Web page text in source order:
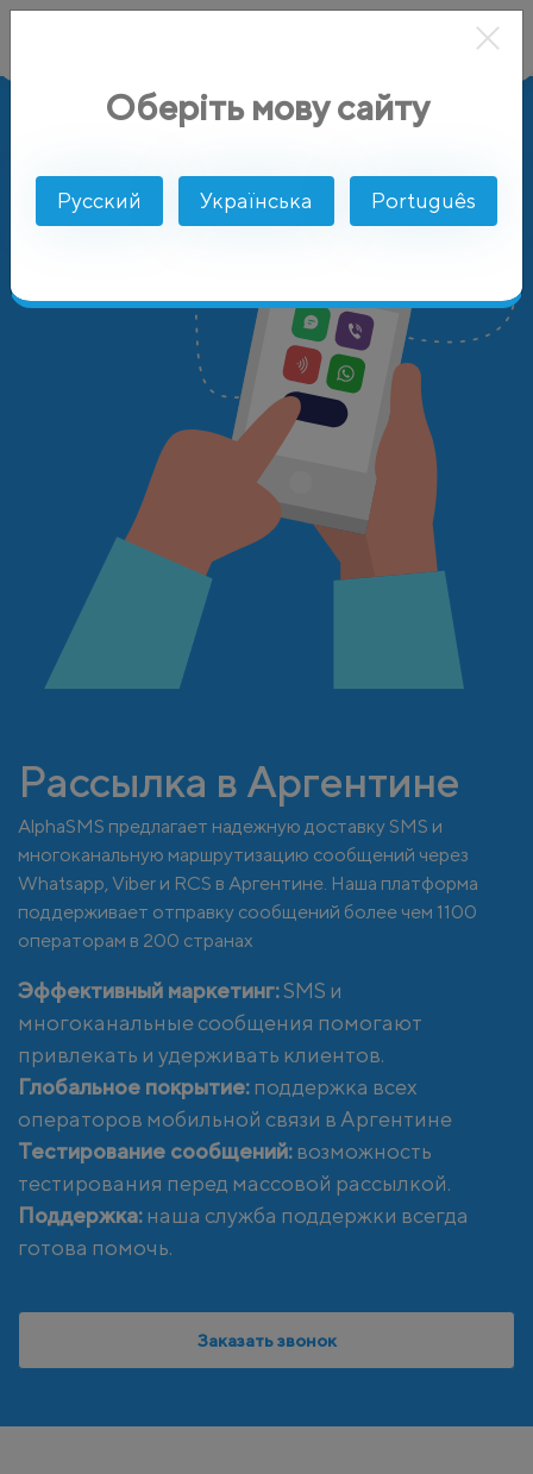
Рассылка в Аргентине
AlphaSMS предлагает надежную доставку SMS и
многоканальную маршрутизацию сообщений через
Whatsapp, Viber и RCS в Аргентине. Наша платформа
поддерживает отправку сообщений более чем 1100
операторам в 200 странах
Эффективный маркетинг:SMS и
многоканальные сообщения помогают
привлекать и удерживать клиентов.
Глобальное покрытие:поддержка всех
операторов мобильной связи в Аргентине
Тестирование сообщений:возможность
тестирования перед массовой рассылкой.
Поддержка:наша служба поддержки всегда
готова помочь.
Заказать звонок
Оберіть мову сайту
Русский Українська Português